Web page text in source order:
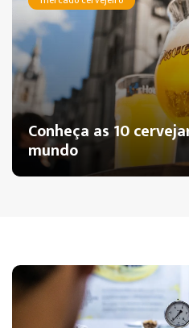
Conheça as 10
mundo